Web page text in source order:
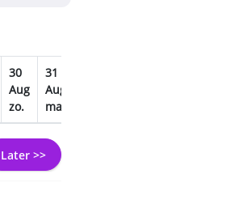
30
Aug
zo.
31
Aug
ma.
Later >>